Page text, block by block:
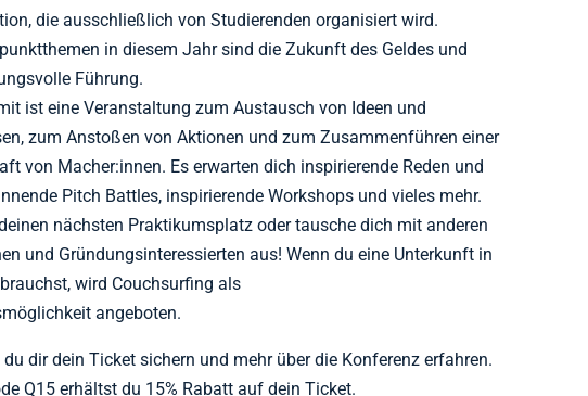
die ausschließlich von Studierenden organisiert wird.
in diesem Jahr sind die Zukunft des Geldes und
Führung.
ist eine Veranstaltung zum Austausch von Ideen und
zum Anstoßen von Aktionen und zum Zusammenführen einer
von Macher:innen. Es erwarten dich inspirierende Reden und
Pitch Battles, inspirierende Workshops und vieles mehr.
nächsten Praktikumsplatz oder tausche dich mit anderen
und Gründungsinteressierten aus! Wenn du eine Unterkunft in
wird Couchsurfing als
angeboten.
dir dein Ticket sichern und mehr über die Konferenz erfahren.
Q15 erhältst du 15% Rabatt auf dein Ticket.